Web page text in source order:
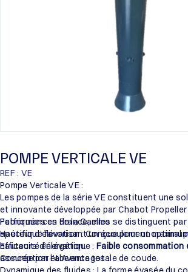
POMPE VERTICALE VE
REF : VE
Pompe Verticale VE :
Les pompes de la série VE constituent une
et innovante développée par Chabot Propeller
Fabriquées en France, elles se distinguent
spécifique favorisant un écoulement optimal
hauteurs d’élévation.
Performances de la Gamme :
Hauteur d’élévation : Conçue pour un
Efficacité énergétique : Faible consommation
assurée par l’absence totale de coude.
Conception et Avantages :